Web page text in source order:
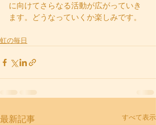
に向けてさらなる活動が広がっていき
ます。どうなっていくか楽しみです。
虹の毎日
最新記事 すべて表示